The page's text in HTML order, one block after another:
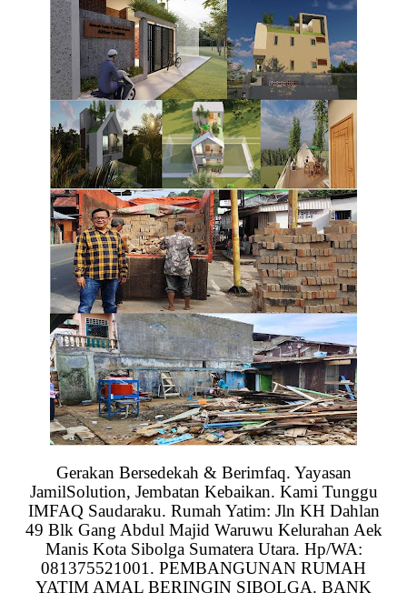
Gerakan Bersedekah & Berimfaq. Yayasan
JamilSolution, Jembatan Kebaikan. Kami Tunggu
IMFAQ Saudaraku. Rumah Yatim: Jln KH Dahlan
49 Blk Gang Abdul Majid Waruwu Kelurahan Aek
Manis Kota Sibolga Sumatera Utara. Hp/WA:
081375521001. PEMBANGUNAN RUMAH
YATIM AMAL BERINGIN SIBOLGA. BANK